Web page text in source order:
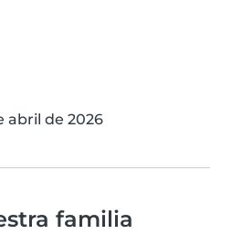
abril de 2026
familia